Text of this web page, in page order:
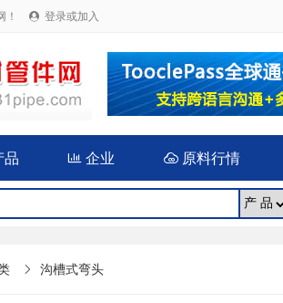
！  登录或加入
 企业 原料行情
 沟槽式弯头